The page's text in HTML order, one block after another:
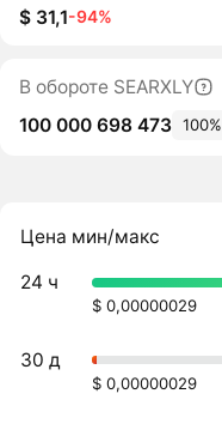
$ 31,1-94%
В обороте SEARXLY
100 000 698 473 100%
Цена мин/макс
24 ч
$ 0,00000029
30 д
$ 0,00000029